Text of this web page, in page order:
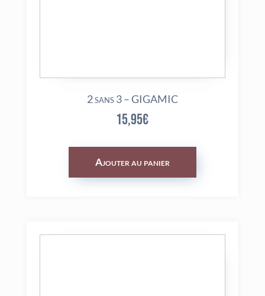
2 sans 3 – GIGAMIC
15,95€
Ajouter au panier